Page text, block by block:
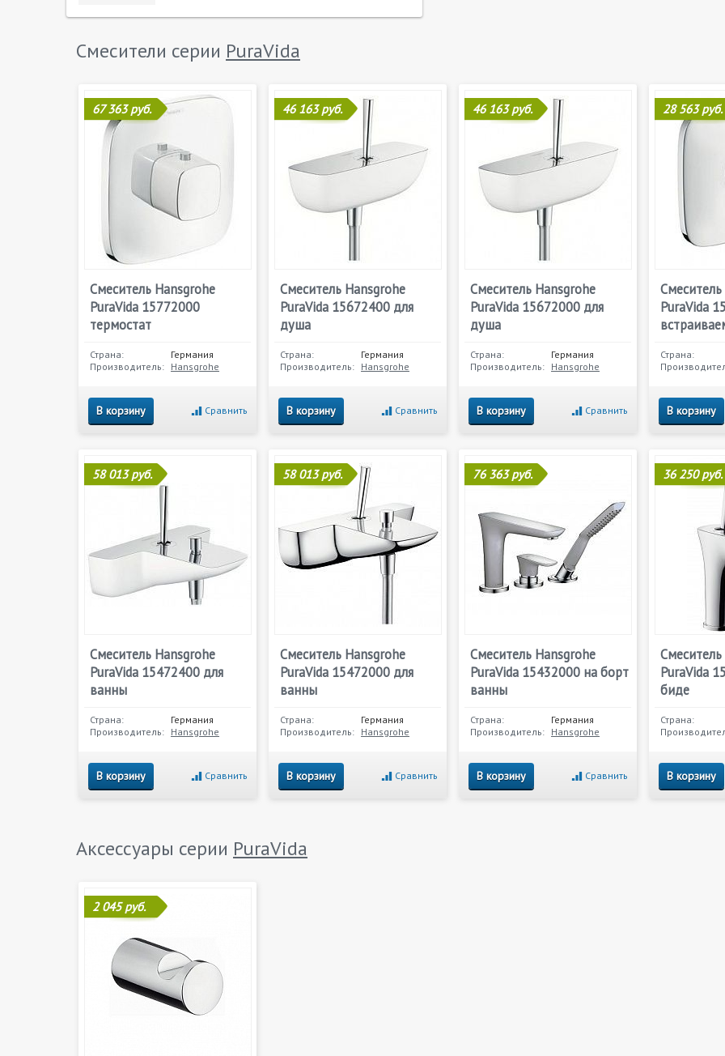
Смесители серии PuraVida
67 363 руб.
Смеситель Hansgrohe
PuraVida 15772000
термостат
Страна:
Германия
Производитель: Hansgrohe
В корзину Сравнить
46 163 руб.
Смеситель Hansgrohe
PuraVida 15672400 для
душа
Страна:
Германия
Производитель: Hansgrohe
В корзину Сравнить
46 163 руб.
Смеситель Hansgrohe
PuraVida 15672000 для
душа
Страна:
Германия
Производитель: Hansgrohe
В корзину Сравнить
28 563 руб.
PuraVida
Страна:
В корзину
58 013 руб.
Смеситель Hansgrohe
PuraVida 15472400 для
ванны
Страна:
Германия
Производитель: Hansgrohe
В корзину Сравнить
58 013 руб.
Смеситель Hansgrohe
PuraVida 15472000 для
ванны
Страна:
Германия
Производитель: Hansgrohe
В корзину Сравнить
76 363 руб.
Смеситель Hansgrohe
PuraVida 15432000 на борт
ванны
Страна:
Германия
Производитель: Hansgrohe
В корзину Сравнить
36 250 руб.
PuraVida
биде
Страна:
В корзину
Аксессуары серии PuraVida
2 045 руб.